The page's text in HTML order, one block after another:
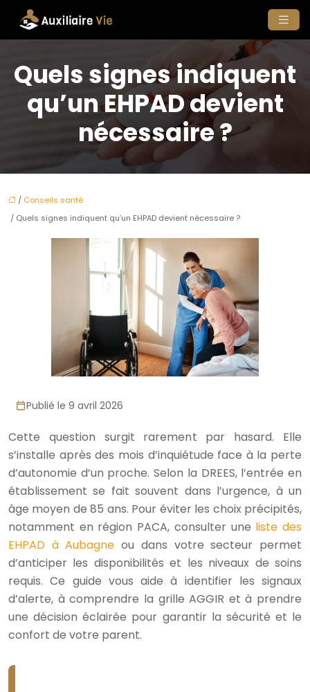
Quels signes indiquent
qu’un EHPAD devient
nécessaire ?
/ Conseils santé
/ Quels signes indiquent qu’un EHPAD devient nécessaire ?
Publié le 9 avril 2026
Cette question surgit rarement par hasard. Elle
s’installe après des mois d’inquiétude face à la perte
d’autonomie d’un proche. Selon la DREES, l’entrée en
établissement se fait souvent dans l’urgence, à un
âge moyen de 85 ans. Pour éviter les choix précipités,
notamment en région PACA, consulter une liste des
EHPAD à Aubagne ou dans votre secteur permet
d’anticiper les disponibilités et les niveaux de soins
requis. Ce guide vous aide à identifier les signaux
d’alerte, à comprendre la grille AGGIR et à prendre
une décision éclairée pour garantir la sécurité et le
confort de votre parent.